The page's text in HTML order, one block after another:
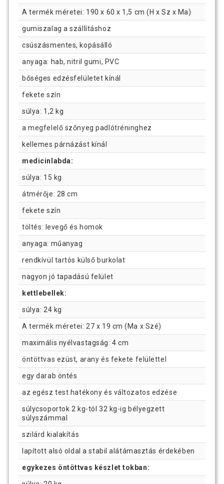
A termék méretei: 190 x 60 x 1,5 cm (H x Sz x Ma)
gumiszalag a szállításhoz
csúszásmentes, kopásálló
anyaga: hab, nitril gumi, PVC
bőséges edzésfelületet kínál
fekete szín
súlya: 1,2 kg
a megfelelő szőnyeg padlótréninghez
kellemes párnázást kínál
medicinlabda:
súlya: 15 kg
átmérője: 28 cm
fekete szín
töltés: levegő és homok
anyaga: műanyag
rendkívül tartós külső burkolat
nagyon jó tapadású felület
kettlebellek:
súlya: 24 kg
A termék méretei: 27 x 19 cm (Ma x Szé)
maximális nyélvastagság: 4 cm
öntöttvas ezüst, arany és fekete felülettel
egy darab öntés
az egész test hatékony és változatos edzése
súlycsoportok 2 kg-tól 32 kg-ig bélyegzett
súlyszámmal
szilárd kialakítás
lapított alsó oldal a stabil alátámasztás érdekében
egykezes öntöttvas készlet tokban: